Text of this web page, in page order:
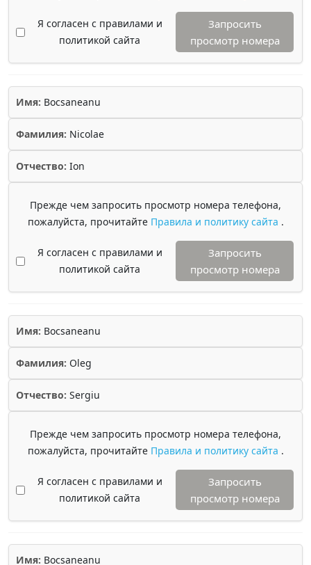
Я согласен с правилами и
политикой сайта
Запросить
просмотр номера
Имя: Bocsaneanu
Фамилия: Nicolae
Отчество: Ion
Прежде чем запросить просмотр номера телефона,
пожалуйста, прочитайте Правила и политику сайта .
Я согласен с правилами и
политикой сайта
Запросить
просмотр номера
Имя: Bocsaneanu
Фамилия: Oleg
Отчество: Sergiu
Прежде чем запросить просмотр номера телефона,
пожалуйста, прочитайте Правила и политику сайта .
Я согласен с правилами и
политикой сайта
Запросить
просмотр номера
Имя: Bocsaneanu